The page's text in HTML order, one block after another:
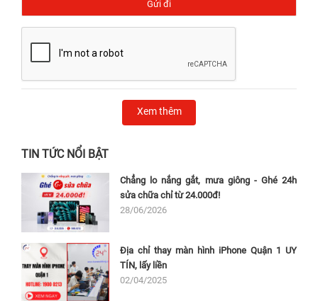
Xem thêm
TIN TỨC NỔI BẬT
Chẳng lo nắng gắt, mưa giông - Ghé 24h
sửa chữa chỉ từ 24.000đ!
28/06/2026
Địa chỉ thay màn hình iPhone Quận 1 UY
TÍN, lấy liền
02/04/2025